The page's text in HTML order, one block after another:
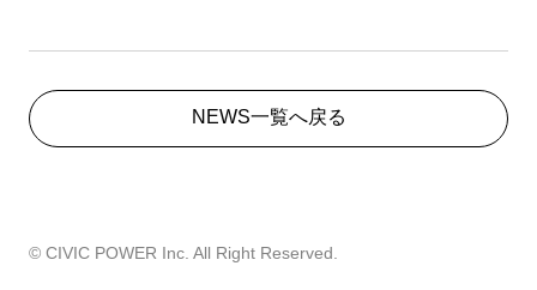
NEWS一覧へ戻る
©︎ CIVIC POWER Inc. All Right Reserved.